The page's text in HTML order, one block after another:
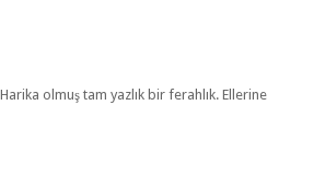
olmuş tam yazlık bir ferahlık. Ellerine